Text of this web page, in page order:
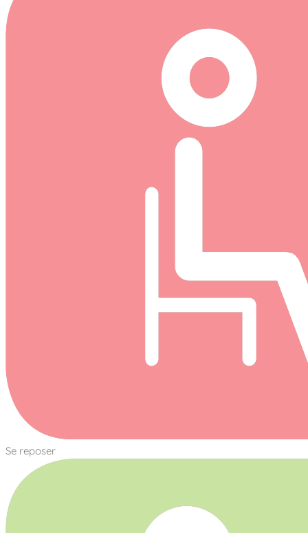
Se reposer